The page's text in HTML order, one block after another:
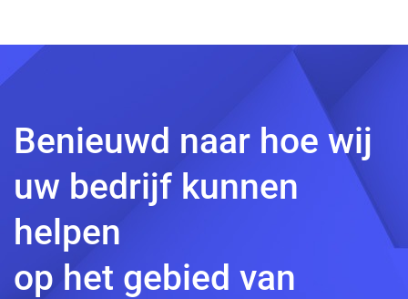
Benieuwd naar hoe wij
uw bedrijf kunnen
helpen
op het gebied van